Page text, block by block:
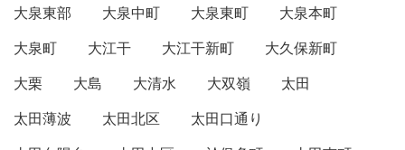
大泉東部
大泉中町 大泉東町
大泉本町
大泉町
大江干 大江干新町
大久保新町
大栗
大島 大清水 大双嶺
太田
太田薄波
太田北区
太田口通り